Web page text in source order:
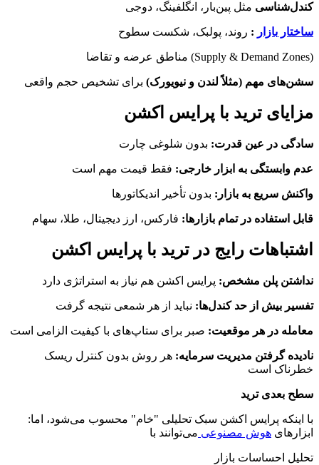
کندل‌شناسی مثل پین‌بار، انگلفینگ، دوجی
ساختار بازار : روند، پولبک، شکست سطوح
مناطق عرضه و تقاضا (Supply & Demand Zones)
سشن‌های مهم (مثلاً لندن و نیویورک) برای تشخیص حجم واقعی
مزایای ترید با پرایس اکشن
سادگی در عین قدرت: بدون شلوغی چارت
عدم وابستگی به ابزار خارجی: فقط قیمت مهم است
واکنش سریع به بازار: بدون تأخیر اندیکاتورها
قابل استفاده در تمام بازارها: فارکس، ارز دیجیتال، طلا، سهام
اشتباهات رایج در ترید با پرایس اکشن
نداشتن پلن مشخص: پرایس اکشن هم نیاز به استراتژی دارد
تفسیر بیش از حد کندل‌ها: نباید از هر شمعی نتیجه گرفت
معامله در هر موقعیت: صبر برای ستاپ‌های با کیفیت الزامی است
نادیده گرفتن مدیریت سرمایه: هر روش بدون کنترل ریسک
خطرناک است
سطح بعدی ترید
:با اینکه پرایس اکشن سبک تحلیلی "خام" محسوب می‌شود، اما
ابزارهای هوش مصنوعی می‌توانند با
تحلیل احساسات بازار